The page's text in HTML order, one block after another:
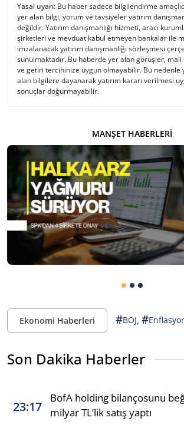
Yasal uyarı: Bu haber sadece bilgilendirme
yer alan bilgi, yorum ve tavsiyeler yatırım
değildir. Yatırım danışmanlığı hizmeti, aracı
şirketleri ve mevduat kabul etmeyen bankalar ile
imzalanacak yatırım danışmanlığı sözleşmesi
sunulmaktadır. Bu haberde yer alan görüşler,
ve getiri tercihinize uygun olmayabilir. Bu nedenle
alan bilgilere dayanarak yatırım kararı verilmesi
sonuçlar doğurmayabilir.
MANŞET HABERLERI
Ekonomi Haberleri #BOJ, #
Son Dakika Haberler
23:17
BofA holding bilançosunu
milyar TL’lik satış yaptı